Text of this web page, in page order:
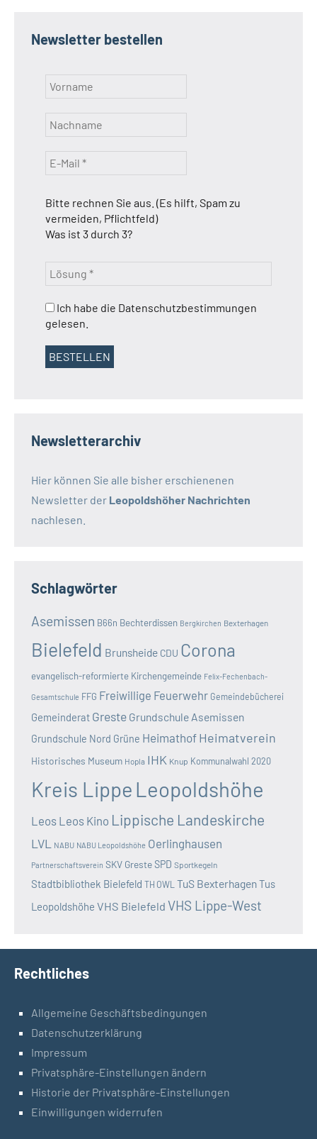
Newsletter bestellen
Bitte rechnen Sie aus. (Es hilft, Spam zu
vermeiden, Pflichtfeld)
Was ist 3 durch 3?
Ich habe die Datenschutzbestimmungen
gelesen.
Newsletterarchiv
Hier können Sie alle bisher erschienenen
Newsletter der Leopoldshöher Nachrichten
nachlesen.
Schlagwörter
Asemissen B66n Bechterdissen Bergkirchen Bexterhagen
Bielefeld Brunsheide CDU Corona
evangelisch-reformierte Kirchengemeinde Felix-Fechenbach-
Gesamtschule FFG Freiwillige Feuerwehr Gemeindebücherei
Gemeinderat Greste Grundschule Asemissen
Grundschule Nord Grüne Heimathof Heimatverein
Historisches Museum Hopla IHK Knup Kommunalwahl 2020
Kreis Lippe Leopoldshöhe
Leos Leos Kino Lippische Landeskirche
LVL NABU NABU Leopoldshöhe Oerlinghausen
Partnerschaftsverein SKV GresteSPD Sportkegeln
Stadtbibliothek Bielefeld TH OWL TuS BexterhagenTus
Leopoldshöhe VHS Bielefeld VHS Lippe-West
Rechtliches
Allgemeine Geschäftsbedingungen
Datenschutzerklärung
Impressum
Privatsphäre-Einstellungen ändern
Historie der Privatsphäre-Einstellungen
Einwilligungen widerrufen